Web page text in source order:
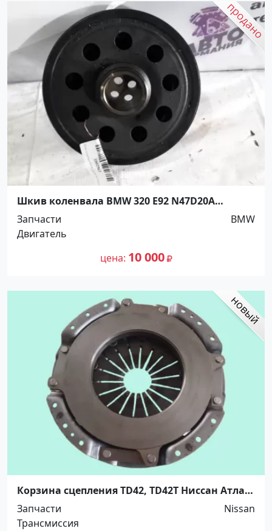
Шкив коленвала BMW 320 E92 N47D20A
Краснодар
Запчасти
BMW
Двигатель
цена 10 000
Корзина сцепления TD42, TD42T Ниссан Атлас,
NKK. Распродажа! Краснодар
Запчасти
Nissan
Трансмиссия